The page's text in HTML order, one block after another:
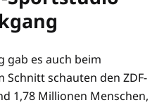
gab es auch beim
schauten den ZDF-
1,78 Millionen Menschen,